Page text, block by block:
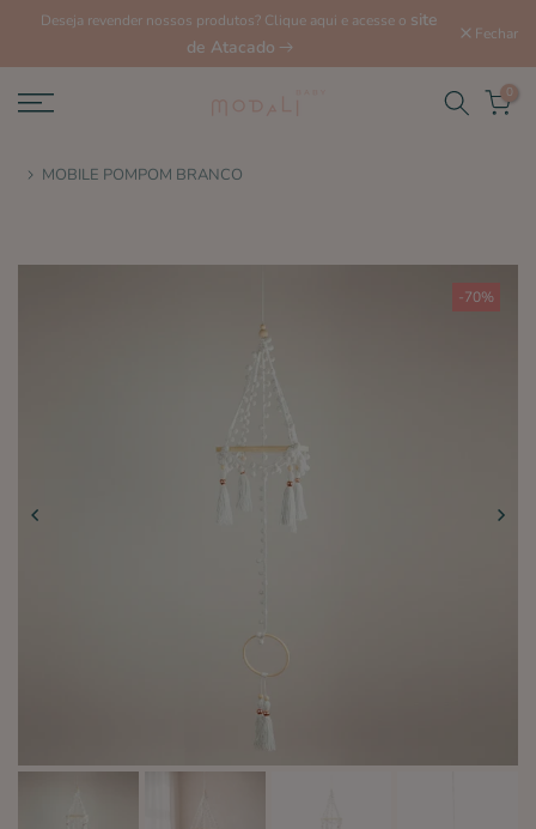
Deseja revender nossos produtos? Clique aqui e acesse o site
de Atacado
Fechar
0
MOBILE POMPOM BRANCO
-70%